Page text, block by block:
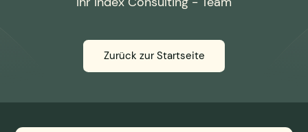
Zurück zur Startseite